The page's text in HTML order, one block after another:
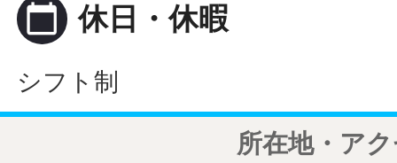
calendar_today 休日・休暇
シフト制
所在地・ア